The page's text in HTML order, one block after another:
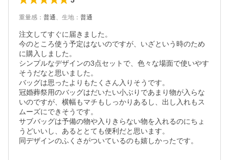
重量感 ： 普通、 生地 ： 普通
注文してすぐに届きました。
今のところ使う予定はないのですが、いざという時のため
に購入しました。
シンプルなデザインの3点セットで、色々な場面で使いやす
そうだなと思いました。
バッグは思ったよりもたくさん入りそうです。
冠婚葬祭用のバッグはだいたい小ぶりであまり物が入らな
いのですが、横幅もマチもしっかりあるし、出し入れもス
ムーズにできそうです。
サブバッグは予備の物や入りきらない物を入れるのにちょ
うどいいし、あるととても便利だと思います。
同デザインのふくさがついているのも嬉しかったです。